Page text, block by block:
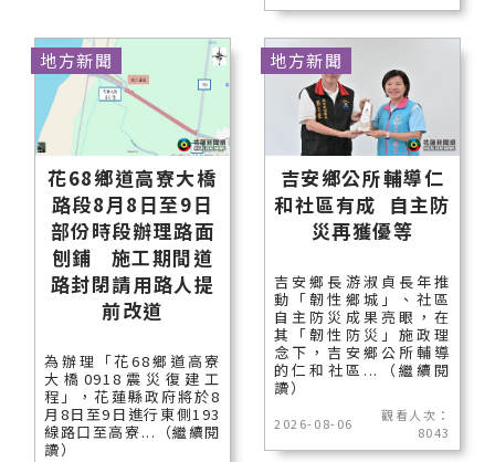
花68鄉道高寮大橋
路段8月8日至9日
部份時段辦理路面
刨鋪 施工期間道
路封閉請用路人提
前改道
為辦理「花68鄉道高寮
大橋0918震災復建工
程」，花蓮縣政府將於8
月8日至9日進行東側193
線路口至高寮...（繼續閱
讀）
地方新聞
吉安鄉公所輔導仁
和社區有成 自主防
災再獲優等
吉安鄉長游淑貞長年推
動「韌性鄉城」、社區
自主防災成果亮眼，在
其「韌性防災」施政理
念下，吉安鄉公所輔導
的仁和社區...（繼續閱
讀）
2026-08-06
觀看人次：
8043
地方新聞